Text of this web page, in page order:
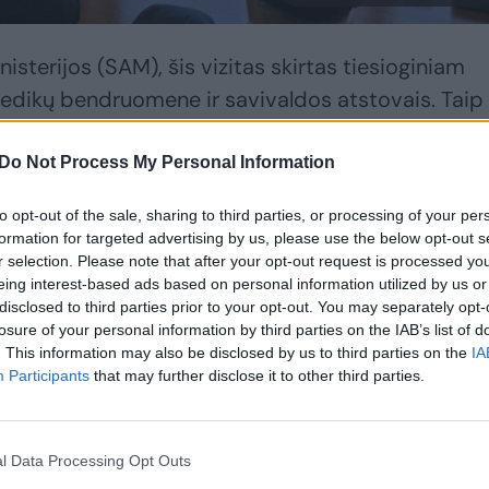
Do Not Process My Personal Information
opt-out of the sale, sharing to third parties, or processing of your
for targeted advertising by us, please use the below opt-out
selection. Please note that after your opt-out request is processed
interest-based ads based on personal information utilized by us
to third parties prior to your opt-out. You may separately
of your personal information by third parties on the IAB’s list of
This information may also be disclosed by us to third parties on the
Participants that may further disclose it to other third parties.
Data Processing Opt Outs
(SAM), šis vizitas skirtas tiesioginiam
bendruomene ir savivaldos atstovais. Taip
sveikatos priežiūros įstaigų situaciją bei
gerinti.
įstaigų pastangos išsaugoti sveikatos
vienas iš pagrindinių prioritetų. Susitikimai
kuo gyvena bendruomenės ir išgirsti
efektyviau spręsti specifinius rajono
atstovais diskusijų centre – paslaugų
įstaigų finansinis tvarumas bei